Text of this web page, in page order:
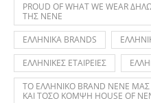
PROUD OF WHAT WE WEAR
ΤΗΣ NENE
ΕΛΛΗΝΙΚΑ BRANDS
ΕΛΛΗΝΙΚΕΣ ΕΤΑΙΡΕΙΕΣ
ΤΟ ΕΛΛΗΝΙΚΟ BRAND NENE
ΚΑΙ ΤΟΣΟ ΚΟΜΨΗ HOUSE OF